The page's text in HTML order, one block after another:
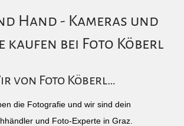
Hand - Kameras und
kaufen bei Foto Köberl
von Foto Köberl…
die Fotografie und wir sind dein
und Foto-Experte in Graz.